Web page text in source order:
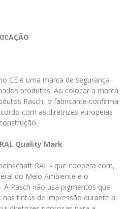
CE é uma marca de segurança
produtos. Ao colocar a marca
Rasch, o fabricante confirma
com as diretrizes europeias
Quality Mark
RAL - que coopera com,
do Meio Ambiente e o
A Rasch não usa pigmentos que
tintas de impressão durante a